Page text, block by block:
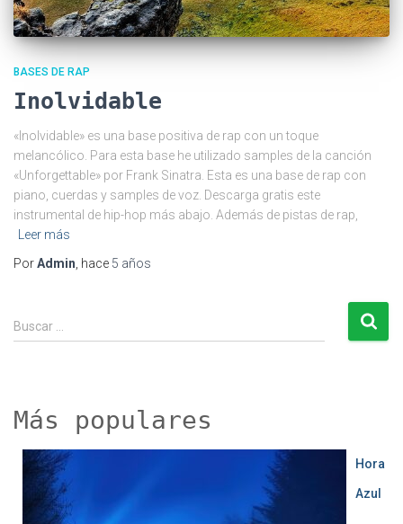
BASES DE RAP
Inolvidable
«Inolvidable» es una base positiva de rap con un toque
melancólico. Para esta base he utilizado samples de la canción
«Unforgettable» por Frank Sinatra. Esta es una base de rap con
piano, cuerdas y samples de voz. Descarga gratis este
instrumental de hip-hop más abajo. Además de pistas de rap,
Leer más
PorAdmin , hace 5 años
u
Buscar …
Más populares
Hora
Azul